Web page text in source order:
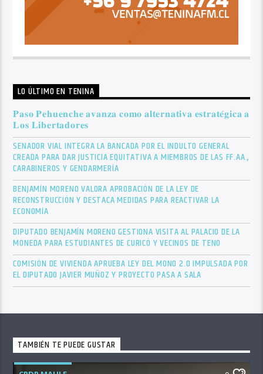
LO ÚLTIMO EN TENINA
𝐏𝐚𝐬𝐨 𝐏𝐞𝐡𝐮𝐞𝐧𝐜𝐡𝐞 𝐚𝐯𝐚𝐧𝐳𝐚 𝐜𝐨𝐦𝐨 𝐚𝐥𝐭𝐞𝐫𝐧𝐚𝐭𝐢𝐯𝐚 𝐞𝐬𝐭𝐫𝐚𝐭𝐞́𝐠𝐢𝐜𝐚 𝐚
𝐋𝐨𝐬 𝐋𝐢𝐛𝐞𝐫𝐭𝐚𝐝𝐨𝐫𝐞𝐬
SENADOR VIAL INTEGRA LA BANCADA POR EL INDULTO GENERAL
CREADA PARA DAR JUSTICIA EQUITATIVA A MIEMBROS DE LAS FF.AA.,
CARABINEROS Y GENDARMERÍA
BENJAMÍN MORENO VALORA APROBACIÓN DE LA LEY DE
RECONSTRUCCIÓN Y DESTACA MEDIDAS PARA REACTIVAR LA
ECONOMÍA
DIPUTADO BENJAMÍN MORENO GESTIONA VISITA AL PALACIO DE LA
MONEDA PARA ESTUDIANTES DE CURICÓ Y VECINOS DE TENO
COMISIÓN DE VIVIENDA APRUEBA LEY DEL MONO 2.0 IMPULSADA POR
EL DIPUTADO JAVIER MUÑOZ Y PROYECTO PASA A SALA
TAMBIÉN TE PUEDE GUSTAR